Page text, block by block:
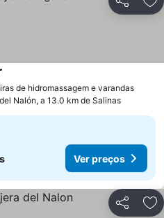
Partilhar
de hidromassagem e varandas
Nalón, a 13.0 km de Salinas
Ver preços
Partilhar